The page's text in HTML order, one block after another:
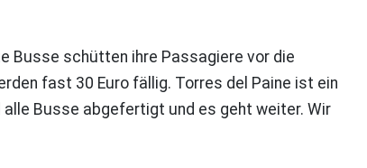
Busse schütten ihre Passagiere vor die
fast 30 Euro fällig. Torres del Paine ist ein
Busse abgefertigt und es geht weiter. Wir